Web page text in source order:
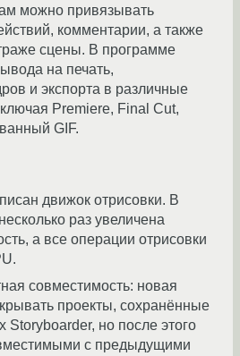
можно привязывать
комментарии, а также
сцены. В программе
на печать,
и экспорта в различные
Premiere, Final Cut,
GIF.
движок отрисовки. В
раз увеличена
а все операции отрисовки
совместимость: новая
проекты, сохранённые
Storyboarder, но после этого
с предыдущими